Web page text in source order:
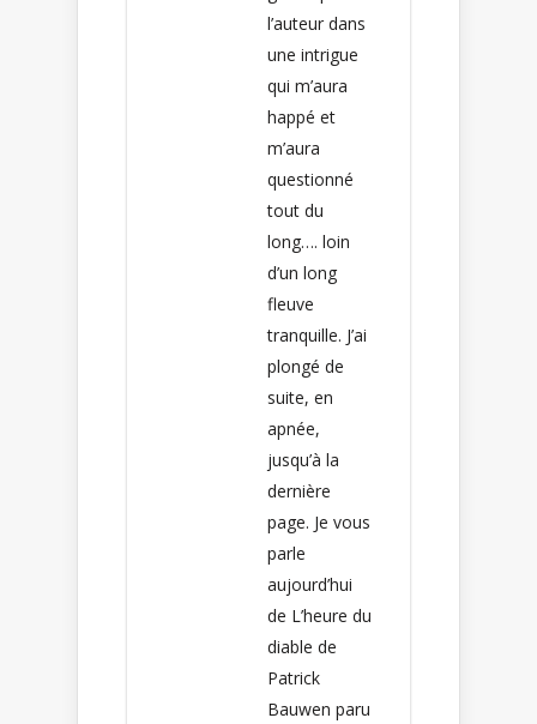
l’auteur dans
une intrigue
qui m’aura
happé et
m’aura
questionné
tout du
long…. loin
d’un long
fleuve
tranquille. J’ai
plongé de
suite, en
apnée,
jusqu’à la
dernière
page. Je vous
parle
aujourd’hui
de L’heure du
diable de
Patrick
Bauwen paru